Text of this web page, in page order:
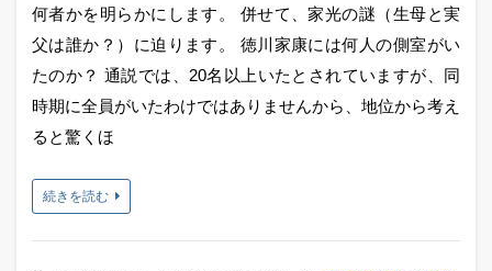
何者かを明らかにします。 併せて、家光の謎（生母と実
父は誰か？）に迫ります。 徳川家康には何人の側室がい
たのか？ 通説では、20名以上いたとされていますが、同
時期に全員がいたわけではありませんから、地位から考え
ると驚くほ
続きを読む